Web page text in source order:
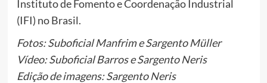
Instituto de Fomento e Coordenação Industrial
(IFI) no Brasil.
Fotos: Suboficial Manfrim e Sargento Müller
Vídeo: Suboficial Barros e Sargento Neris
Edição de imagens: Sargento Neris